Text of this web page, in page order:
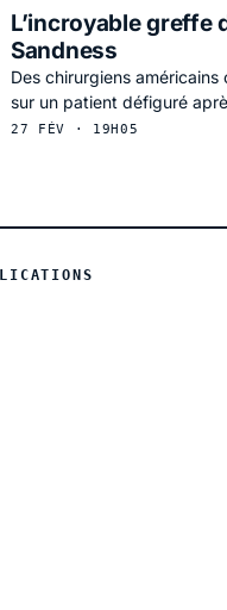
L’incroyable greffe
Sandness
Des chirurgiens
sur un patient défiguré
27 FÉV · 19H05